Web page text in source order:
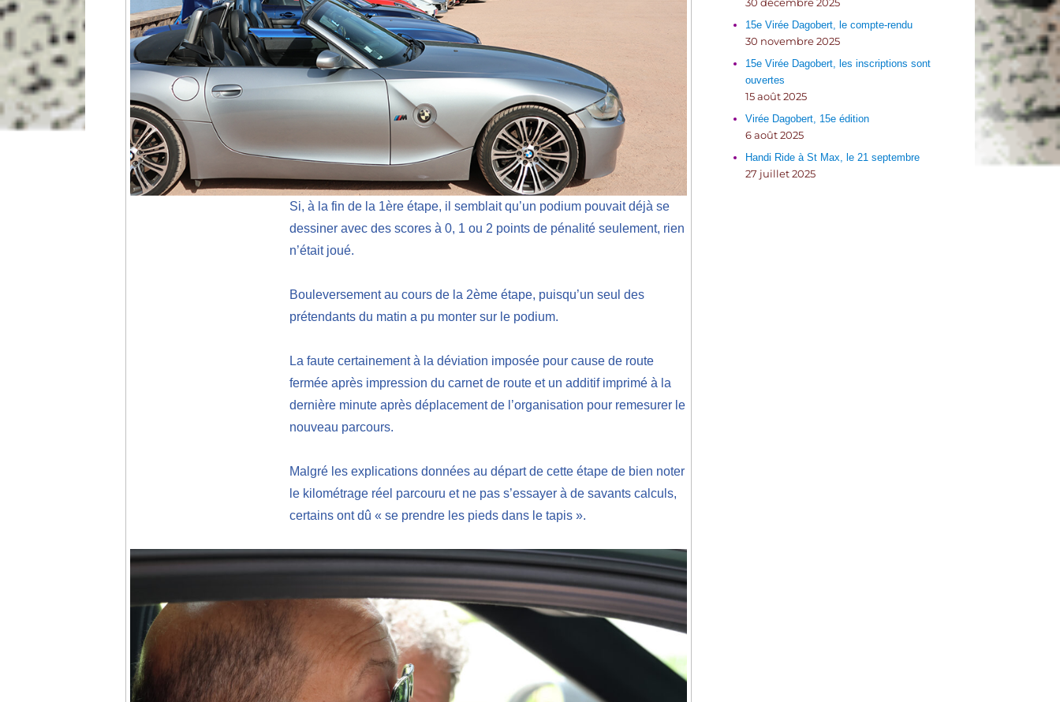
Si, à la fin de la 1ère étape, il semblait qu’un podium pouvait déjà se
dessiner avec des scores à 0, 1 ou 2 points de pénalité seulement, rien
n’était joué.
Bouleversement au cours de la 2ème étape, puisqu’un seul des
prétendants du matin a pu monter sur le podium.
La faute certainement à la déviation imposée pour cause de route
fermée après impression du carnet de route et un additif imprimé à la
dernière minute après déplacement de l’organisation pour remesurer le
nouveau parcours.
Malgré les explications données au départ de cette étape de bien noter
le kilométrage réel parcouru et ne pas s’essayer à de savants calculs,
certains ont dû « se prendre les pieds dans le tapis ».
15e Virée Dagobert, le compte-rendu
30 novembre 2025
15e Virée Dagobert, les inscriptions sont
ouvertes
15 août 2025
Virée Dagobert, 15e édition
6 août 2025
Handi Ride à St Max, le 21 septembre
27 juillet 2025